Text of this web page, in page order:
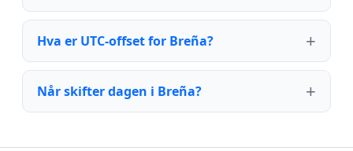
Hva er UTC-offset for Breña?
Når skifter dagen i Breña?